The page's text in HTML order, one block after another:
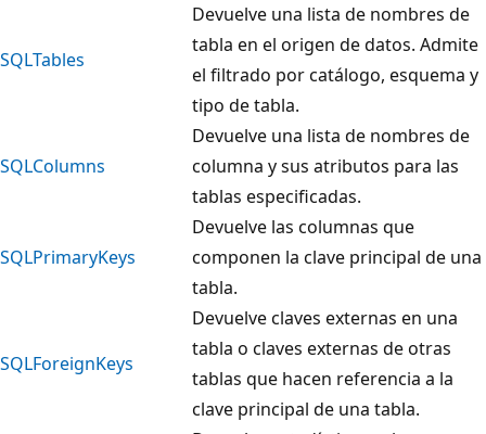
SQLTables
Devuelve una lista de nombres de
tabla en el origen de datos. Admite
el filtrado por catálogo, esquema y
tipo de tabla.
SQLColumns
Devuelve una lista de nombres de
columna y sus atributos para las
tablas especificadas.
SQLPrimaryKeys
Devuelve las columnas que
componen la clave principal de una
tabla.
SQLForeignKeys
Devuelve claves externas en una
tabla o claves externas de otras
tablas que hacen referencia a la
clave principal de una tabla.